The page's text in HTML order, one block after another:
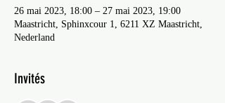
26 mai 2023, 18:00 – 27 mai 2023, 19:00
Maastricht, Sphinxcour 1, 6211 XZ Maastricht,
Nederland
Invités